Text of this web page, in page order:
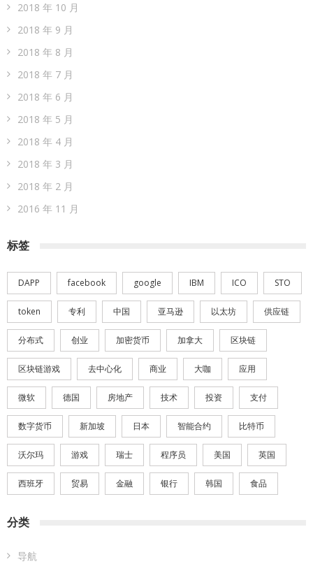
2018 年 10 月
2018 年 9 月
2018 年 8 月
2018 年 7 月
2018 年 6 月
2018 年 5 月
2018 年 4 月
2018 年 3 月
2018 年 2 月
2016 年 11 月
标签
DAPP facebook google IBM ICO STO
token 专利 中国 亚马逊 以太坊 供应链
分布式 创业 加密货币 加拿大 区块链
区块链游戏 去中心化 商业 大咖 应用
微软 德国 房地产 技术 投资 支付
数字货币 新加坡 日本 智能合约 比特币
沃尔玛 游戏 瑞士 程序员 美国 英国
西班牙 贸易 金融 银行 韩国 食品
分类
导航